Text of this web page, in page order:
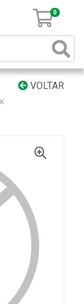
0
VOLTAR